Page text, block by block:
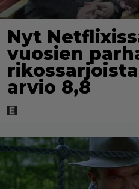
Nyt
vuosien
rikossarjoista
arvio 8,8